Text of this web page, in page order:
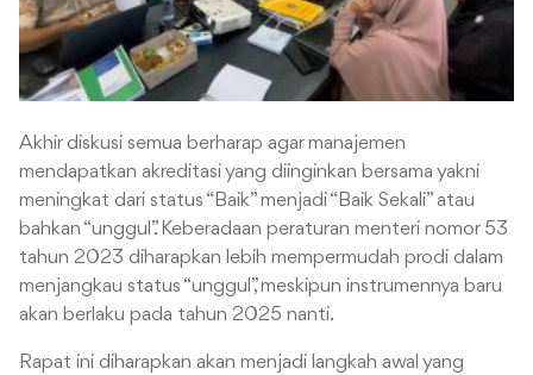
Akhir diskusi semua berharap agar manajemen
mendapatkan akreditasi yang diinginkan bersama yakni
meningkat dari status “Baik” menjadi “Baik Sekali” atau
bahkan “unggul”. Keberadaan peraturan menteri nomor 53
tahun 2023 diharapkan lebih mempermudah prodi dalam
menjangkau status “unggul”, meskipun instrumennya baru
akan berlaku pada tahun 2025 nanti.
Rapat ini diharapkan akan menjadi langkah awal yang